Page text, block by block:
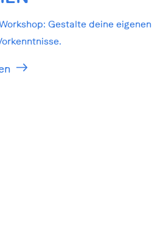
Gestalte deine eigenen